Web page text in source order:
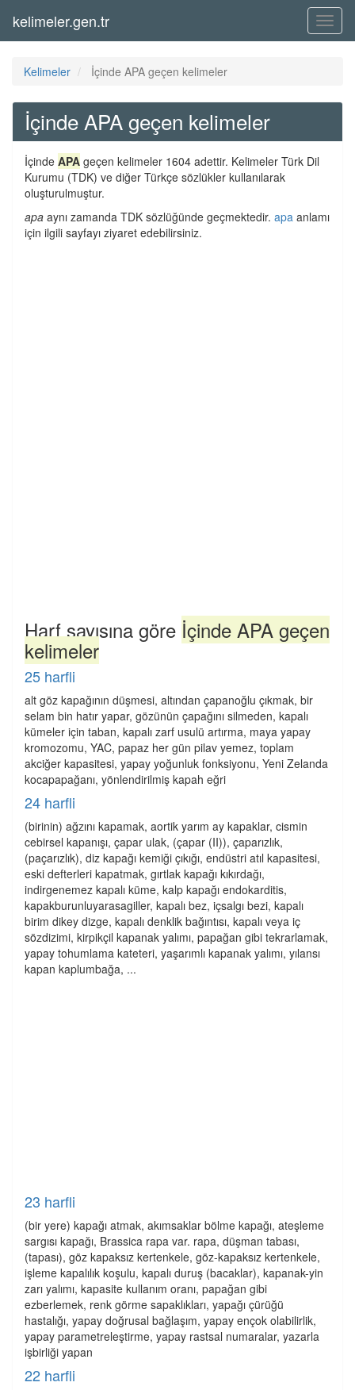
Menü
kelimeler.gen.tr
Kelimeler İçinde APA geçen kelimeler
İçinde APA geçen kelimeler
İçinde APA geçen kelimeler 1604 adettir. Kelimeler Türk Dil
Kurumu (TDK) ve diğer Türkçe sözlükler kullanılarak
oluşturulmuştur.
apa aynı zamanda TDK sözlüğünde geçmektedir. apa anlamı
için ilgili sayfayı ziyaret edebilirsiniz.
Harf sayısına göre İçinde APA geçen
kelimeler
25 harfli
alt göz kapağının düşmesi, altından çapanoğlu çıkmak, bir
selam bin hatır yapar, gözünün çapağını silmeden, kapalı
kümeler için taban, kapalı zarf usulü artırma, maya yapay
kromozomu, YAC, papaz her gün pilav yemez, toplam
akciğer kapasitesi, yapay yoğunluk fonksiyonu, Yeni Zelanda
kocapapağanı, yönlendirilmiş kapah eğri
24 harfli
(birinin) ağzını kapamak, aortik yarım ay kapaklar, cismin
cebirsel kapanışı, çapar ulak, (çapar (II)), çaparızlık,
(paçarızlık), diz kapağı kemiği çıkığı, endüstri atıl kapasitesi,
eski defterleri kapatmak, gırtlak kapağı kıkırdağı,
indirgenemez kapalı küme, kalp kapağı endokarditis,
kapakburunluyarasagiller, kapalı bez, içsalgı bezi, kapalı
birim dikey dizge, kapalı denklik bağıntısı, kapalı veya iç
sözdizimi, kirpikçil kapanak yalımı, papağan gibi tekrarlamak,
yapay tohumlama kateteri, yaşarımlı kapanak yalımı, yılansı
kapan kaplumbağa, ...
23 harfli
(bir yere) kapağı atmak, akımsaklar bölme kapağı, ateşleme
sargısı kapağı, Brassica rapa var. rapa, düşman tabası,
(tapası), göz kapaksız kertenkele, göz-kapaksız kertenkele,
işleme kapalılık koşulu, kapalı duruş (bacaklar), kapanak-yin
zarı yalımı, kapasite kullanım oranı, papağan gibi
ezberlemek, renk görme sapaklıkları, yapağı çürüğü
hastalığı, yapay doğrusal bağlaşım, yapay ençok olabilirlik,
yapay parametreleştirme, yapay rastsal numaralar, yazarla
işbirliği yapan
22 harfli